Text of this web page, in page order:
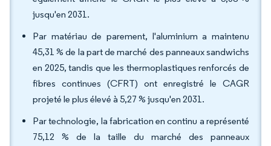
jusqu'en 2031.
Par matériau de parement, l'aluminium a maintenu
45,31 % de la part de marché des panneaux sandwichs
en 2025, tandis que les thermoplastiques renforcés de
fibres continues (CFRT) ont enregistré le CAGR
projeté le plus élevé à 5,27 % jusqu'en 2031.
Par technologie, la fabrication en continu a représenté
75,12 % de la taille du marché des panneaux